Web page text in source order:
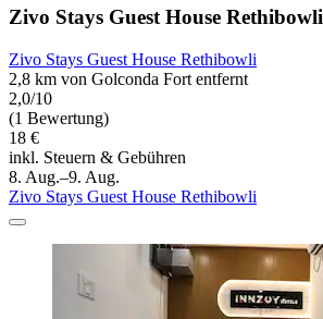
Zivo Stays Guest House Rethibowli
Zivo Stays Guest House Rethibowli
2,8 km von Golconda Fort entfernt
2,0/10
(1 Bewertung)
18 €
inkl. Steuern & Gebühren
8. Aug.–9. Aug.
Zivo Stays Guest House Rethibowli